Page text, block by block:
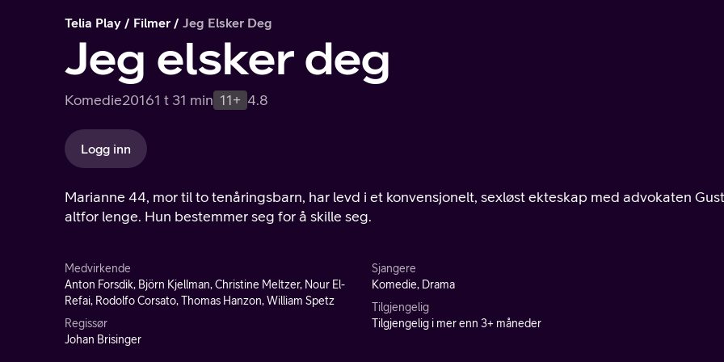
Telia Play Filmer Jeg Elsker Deg
Jeg elsker deg
Komedie20161 t 31 min 11+ 4.8
Logg inn
Marianne 44, mor til to tenåringsbarn, har levd i et konvensjonelt, sexløst ekteskap med advokaten
altfor lenge. Hun bestemmer seg for å skille seg.
Medvirkende
Anton Forsdik, Björn Kjellman, Christine Meltzer, Nour El-
Refai, Rodolfo Corsato, Thomas Hanzon, William Spetz
Regissør
Johan Brisinger
Sjangere
Komedie, Drama
Tilgjengelig
Tilgjengelig i mer enn 3+ måneder